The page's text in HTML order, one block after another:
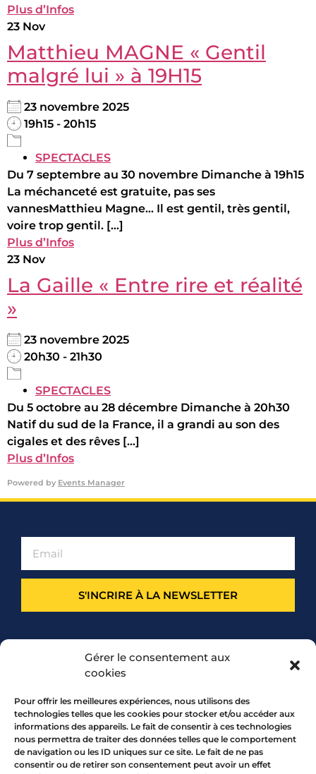
Gérer le consentement aux
cookies
Pour offrir les meilleures expériences, nous utilisons des
technologies telles que les cookies pour stocker et/ou accéder aux
informations des appareils. Le fait de consentir à ces technologies
nous permettra de traiter des données telles que le comportement
de navigation ou les ID uniques sur ce site. Le fait de ne pas
consentir ou de retirer son consentement peut avoir un effet
Plus d’Infos
23 Nov
Matthieu MAGNE « Gentil
malgré lui » à 19H15
23 novembre 2025
19h15 - 20h15
SPECTACLES
Du 7 septembre au 30 novembre Dimanche à 19h15
La méchanceté est gratuite, pas ses
vannesMatthieu Magne... Il est gentil, très gentil,
voire trop gentil. [...]
Plus d’Infos
23 Nov
La Gaille « Entre rire et réalité
»
23 novembre 2025
20h30 - 21h30
SPECTACLES
Du 5 octobre au 28 décembre Dimanche à 20h30
Natif du sud de la France, il a grandi au son des
cigales et des rêves [...]
Plus d’Infos
Powered by Events Manager
S'INCRIRE À LA NEWSLETTER